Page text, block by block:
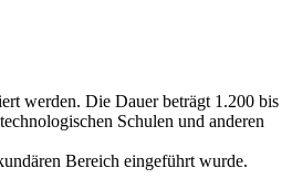
werden. Die Dauer beträgt 1.200 bis
Schulen und anderen
Bereich eingeführt wurde.